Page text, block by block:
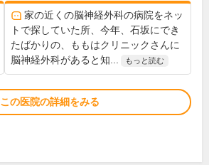
家の近くの脳神経外科の病院をネッ
トで探していた所、今年、石坂にでき
たばかりの、ももはクリニックさんに
脳神経外科があると知...
もっと読む
この医院の詳細をみる